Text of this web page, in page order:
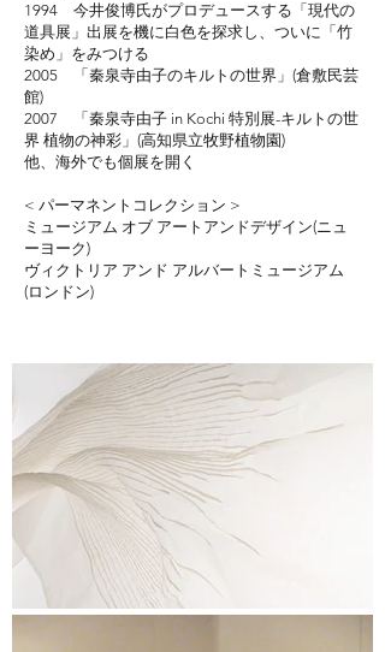
1994 今井俊博氏がプロデュースする「現代の
道具展」出展を機に白色を探求し、ついに「竹
染め」をみつける
2005 「秦泉寺由子のキルトの世界」(倉敷民芸
館)
2007 「秦泉寺由子 in Kochi 特別展-キルトの世
界 植物の神彩」(高知県立牧野植物園)
他、海外でも個展を開く
< パーマネントコレクション >
ミュージアム オブ アートアンドデザイン(ニュ
ーヨーク)
ヴィクトリア アンド アルバートミュージアム
(ロンドン)